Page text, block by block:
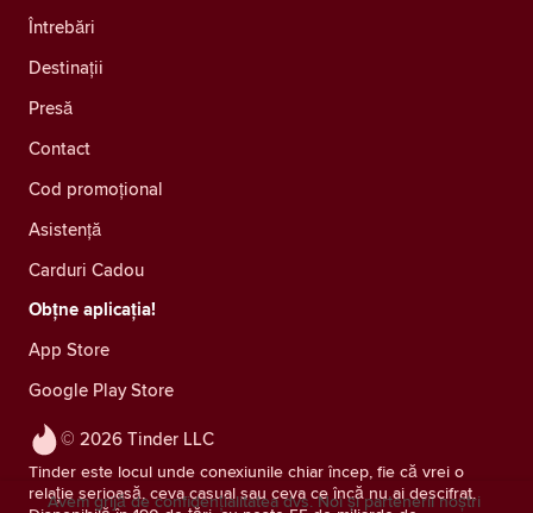
© 2026 Tinder LLC
Tinder este locul unde conexiunile chiar încep, fie că vrei o
relație serioasă, ceva casual sau ceva ce încă nu ai descifrat.
Întrebări
Destinații
Presă
Contact
Cod promoțional
Asistență
Carduri Cadou
Obțne aplicația!
App Store
Google Play Store
Avem grijă de confidențialitatea dvs. Noi și partenerii noștri